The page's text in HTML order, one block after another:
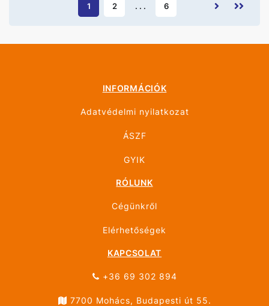
1 2 . . . 6
INFORMÁCIÓK
Adatvédelmi nyilatkozat
ÁSZF
GYIK
RÓLUNK
Cégünkről
Elérhetőségek
KAPCSOLAT
+36 69 302 894
7700 Mohács, Budapesti út 55.